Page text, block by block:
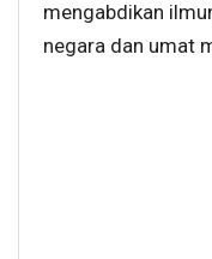
mengabdikan
negara dan umat